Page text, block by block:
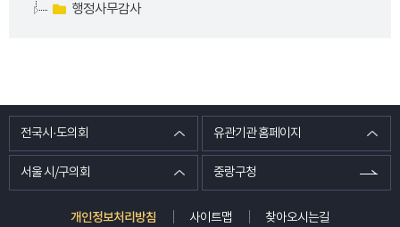
행정사무감사
전국시·도의회 유관기관 홈페이지
서울 시/구의회 중랑구청
개인정보처리방침 사이트맵 찾아오시는길